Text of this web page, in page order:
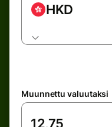
HKD
Muunnettu valuutaksi